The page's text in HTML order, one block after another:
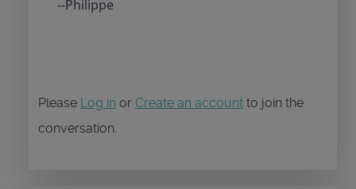
--Philippe
Please Log in or Create an account to join the
conversation.